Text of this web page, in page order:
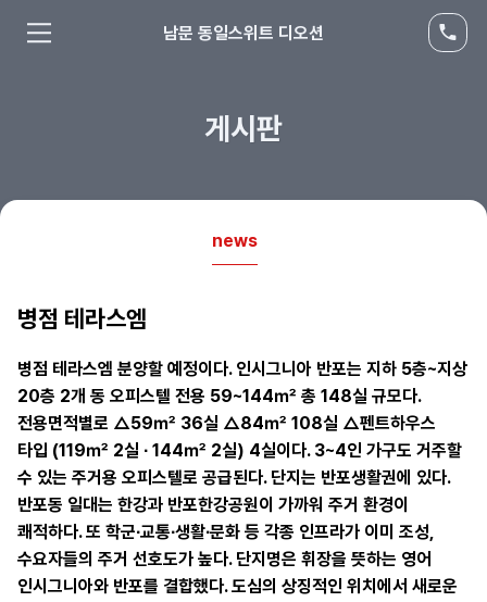
남문 동일스위트 디오션
게시판
news
병점 테라스엠
병점 테라스엠 분양할 예정이다. 인시그니아 반포는 지하 5층~지상
20층 2개 동 오피스텔 전용 59~144㎡ 총 148실 규모다.
전용면적별로 △59㎡ 36실 △84㎡ 108실 △펜트하우스
타입 (119㎡ 2실 ∙ 144㎡ 2실) 4실이다. 3~4인 가구도 거주할
수 있는 주거용 오피스텔로 공급된다. 단지는 반포생활권에 있다.
반포동 일대는 한강과 반포한강공원이 가까워 주거 환경이
쾌적하다. 또 학군∙교통∙생활∙문화 등 각종 인프라가 이미 조성,
수요자들의 주거 선호도가 높다. 단지명은 휘장을 뜻하는 영어
인시그니아와 반포를 결합했다. 도심의 상징적인 위치에서 새로운